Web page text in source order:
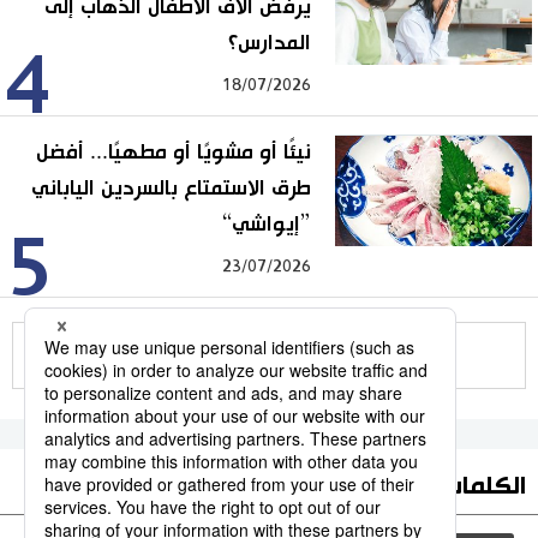
4
يرفض آلاف الأطفال الذهاب إلى
المدارس؟
18/07/2026
5
نيئًا أو مشويًا أو مطهيًا... أفضل
طرق الاستمتاع بالسردين الياباني
”إيواشي“
23/07/2026
للمزيد
الكلمات الأكثر بحثا